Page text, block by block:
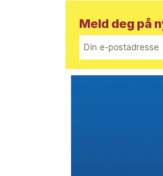
Meld deg på